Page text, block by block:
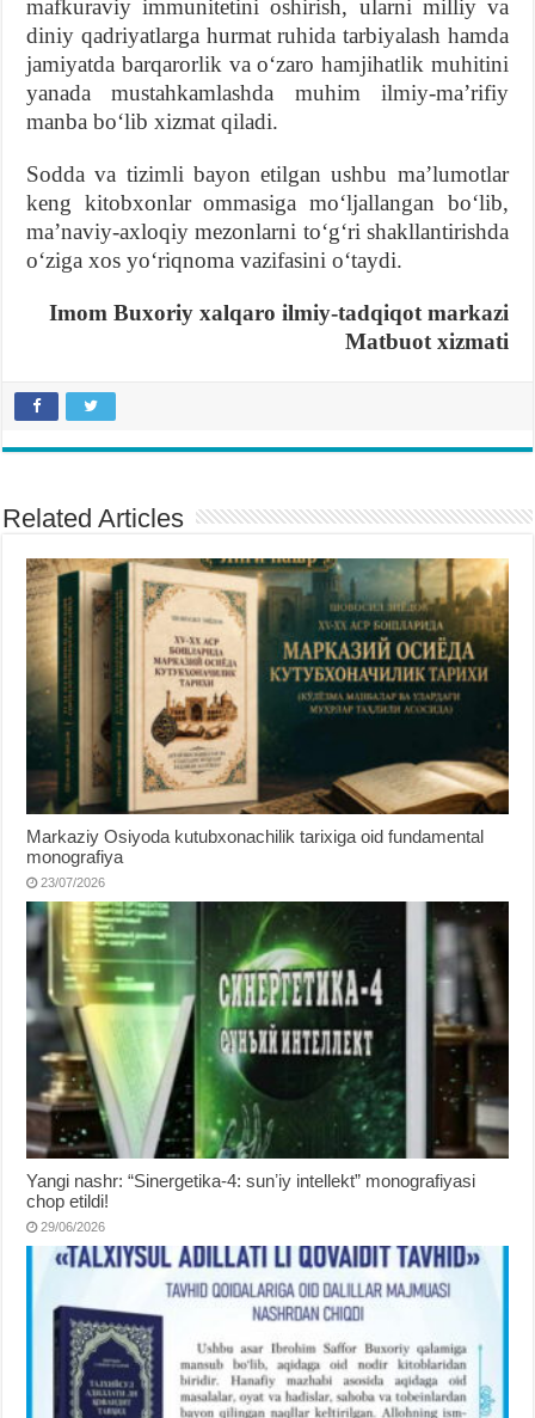
mafkuraviy immunitetini oshirish, ularni milliy va
diniy qadriyatlarga hurmat ruhida tarbiyalash hamda
jamiyatda barqarorlik va oʻzaro hamjihatlik muhitini
yanada mustahkamlashda muhim ilmiy-maʼrifiy
manba boʻlib xizmat qiladi.
Sodda va tizimli bayon etilgan ushbu maʼlumotlar
keng kitobxonlar ommasiga moʻljallangan boʻlib,
maʼnaviy-axloqiy mezonlarni toʻgʻri shakllantirishda
oʻziga xos yoʻriqnoma vazifasini oʻtaydi.
Imom Buxoriy xalqaro ilmiy-tadqiqot markazi
Matbuot xizmati
Related Articles
Markaziy Osiyoda kutubxonachilik tarixiga oid fundamental
monografiya
23/07/2026
Yangi nashr: “Sinergetika-4: sunʼiy intellekt” monografiyasi
chop etildi!
29/06/2026